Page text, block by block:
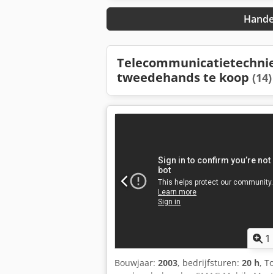
tweedehands te koop (14)
1
Bouwjaar: 2003, bedrijfsturen: 20 h,